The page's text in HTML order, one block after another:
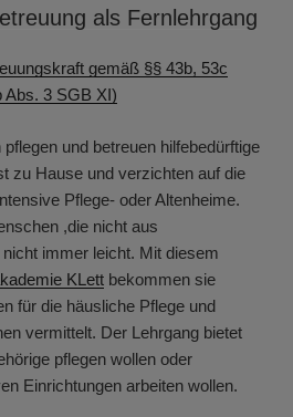
als Fernlehrgang
gemäß §§ 43b, 53c
Abs. 3 SGB XI)
und betreuen hilfebedürftige
zu Hause und verzichten auf die
Pflege- oder Altenheime.
,die nicht aus
immer leicht. Mit diesem
KLett bekommen sie
für die häusliche Pflege und
vermittelt. Der Lehrgang bietet
pflegen wollen oder
Einrichtungen arbeiten wollen.